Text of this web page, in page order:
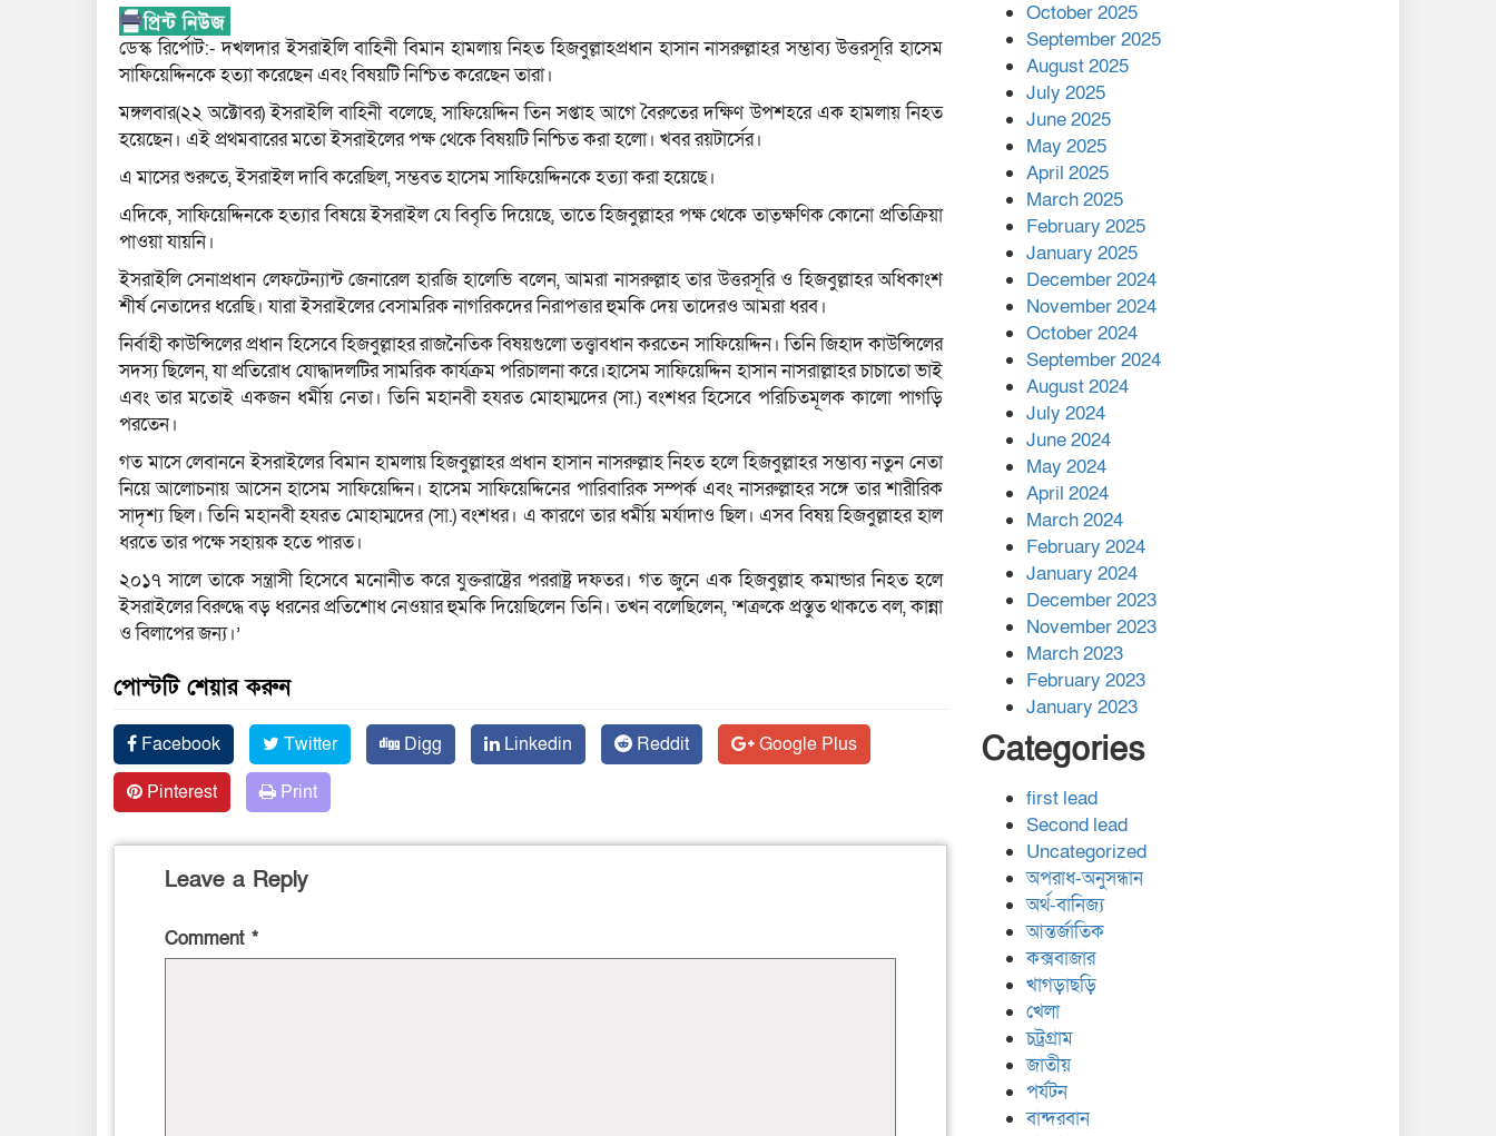
ডেস্ক রির্পোট:- দখলদার ইসরাইলি বাহিনী বিমান হামলায় নিহত হিজবুল্লাহপ্রধান হাসান নাসরুল্লাহর সম্ভাব্য উত্তরসূরি হাসেম
সাফিয়েদ্দিনকে হত্যা করেছেন এবং বিষয়টি নিশ্চিত করেছেন তারা।
মঙ্গলবার(২২ অক্টোবর) ইসরাইলি বাহিনী বলেছে, সাফিয়েদ্দিন তিন সপ্তাহ আগে বৈরুতের দক্ষিণ উপশহরে এক হামলায় নিহত
হয়েছেন। এই প্রথমবারের মতো ইসরাইলের পক্ষ থেকে বিষয়টি নিশ্চিত করা হলো। খবর রয়টার্সের।
এ মাসের শুরুতে, ইসরাইল দাবি করেছিল, সম্ভবত হাসেম সাফিয়েদ্দিনকে হত্যা করা হয়েছে।
এদিকে, সাফিয়েদ্দিনকে হত্যার বিষয়ে ইসরাইল যে বিবৃতি দিয়েছে, তাতে হিজবুল্লাহর পক্ষ থেকে তাত্ক্ষণিক কোনো প্রতিক্রিয়া
পাওয়া যায়নি।
ইসরাইলি সেনাপ্রধান লেফটেন্যান্ট জেনারেল হারজি হালেভি বলেন, আমরা নাসরুল্লাহ তার উত্তরসূরি ও হিজবুল্লাহর অধিকাংশ
শীর্ষ নেতাদের ধরেছি। যারা ইসরাইলের বেসামরিক নাগরিকদের নিরাপত্তার হুমকি দেয় তাদেরও আমরা ধরব।
নির্বাহী কাউন্সিলের প্রধান হিসেবে হিজবুল্লাহর রাজনৈতিক বিষয়গুলো তত্ত্বাবধান করতেন সাফিয়েদ্দিন। তিনি জিহাদ কাউন্সিলের
সদস্য ছিলেন, যা প্রতিরোধ যোদ্ধাদলটির সামরিক কার্যক্রম পরিচালনা করে।হাসেম সাফিয়েদ্দিন হাসান নাসরাল্লাহর চাচাতো ভাই
এবং তার মতোই একজন ধর্মীয় নেতা। তিনি মহানবী হযরত মোহাম্মদের (সা.) বংশধর হিসেবে পরিচিতমূলক কালো পাগড়ি
পরতেন।
গত মাসে লেবাননে ইসরাইলের বিমান হামলায় হিজবুল্লাহর প্রধান হাসান নাসরুল্লাহ নিহত হলে হিজবুল্লাহর সম্ভাব্য নতুন নেতা
নিয়ে আলোচনায় আসেন হাসেম সাফিয়েদ্দিন। হাসেম সাফিয়েদ্দিনের পারিবারিক সম্পর্ক এবং নাসরুল্লাহর সঙ্গে তার শারীরিক
সাদৃশ্য ছিল। তিনি মহানবী হযরত মোহাম্মদের (সা.) বংশধর। এ কারণে তার ধর্মীয় মর্যাদাও ছিল। এসব বিষয় হিজবুল্লাহর হাল
ধরতে তার পক্ষে সহায়ক হতে পারত।
২০১৭ সালে তাকে সন্ত্রাসী হিসেবে মনোনীত করে যুক্তরাষ্ট্রের পররাষ্ট্র দফতর। গত জুনে এক হিজবুল্লাহ কমান্ডার নিহত হলে
ইসরাইলের বিরুদ্ধে বড় ধরনের প্রতিশোধ নেওয়ার হুমকি দিয়েছিলেন তিনি। তখন বলেছিলেন, ‘শত্রুকে প্রস্তুত থাকতে বল, কান্না
ও বিলাপের জন্য।’
পোস্টটি শেয়ার করুন
Facebook Twitter Digg Linkedin Reddit
Google Plus
Pinterest
Print
Leave a Reply
Comment *
মালয়েশিয়ার প্রধানমন্ত্রীকে চিঠি
দেয়ার পর ফোন তারেক
রহমানের,গ্যাস সঙ্কট
মোকাবিলায় সহায়তার আশ্বাস
এক বিলিয়ন ডলার বিনিয়োগ
হবে আনোয়ারায়
বান্দরবানে বন্যায় ক্ষতিগ্রস্তদের
মাঝে সহায়তা দিলেন সাচিং প্রু
জেরী
October 2025
September 2025
August 2025
July 2025
June 2025
May 2025
April 2025
March 2025
February 2025
January 2025
December 2024
November 2024
October 2024
September 2024
August 2024
July 2024
June 2024
May 2024
April 2024
March 2024
February 2024
January 2024
December 2023
November 2023
March 2023
February 2023
January 2023
Categories
first lead
Second lead
Uncategorized
অপরাধ-অনুসন্ধান
অর্থ-বানিজ্য
আন্তর্জাতিক
কক্সবাজার
খাগড়াছড়ি
খেলা
চট্রগ্রাম
জাতীয়
পর্যটন
বান্দরবান